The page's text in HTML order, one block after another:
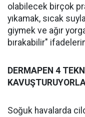
olabilecek birçok
yıkamak, sıcak
giymek ve ağır
bırakabilir"
DERMAPEN 4
Soğuk havalarda